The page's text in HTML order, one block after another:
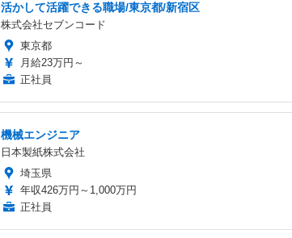
活かして活躍できる職場/東京都/新宿区
株式会社セブンコード
東京都
月給23万円～
正社員
機械エンジニア
日本製紙株式会社
埼玉県
年収426万円～1,000万円
正社員